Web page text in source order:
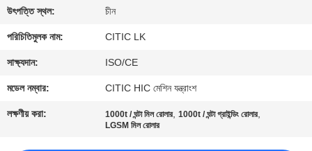
মান
নিয়ন্ত্রণ
যোগাযোগ
উৎপত্তি স্থল: চীন
পরিচিতিমুলক নাম: CITIC LK
সাক্ষ্যদান: ISO/CE
মডেল নম্বার: CITIC HIC মেশিন যন্ত্রাংশ
লক্ষণীয় করা: 1000t / ঘন্টা মিল রোলার,1000t / ঘন্টা গ্রাইন্ডিং রোলার,
LGSM মিল রোলার